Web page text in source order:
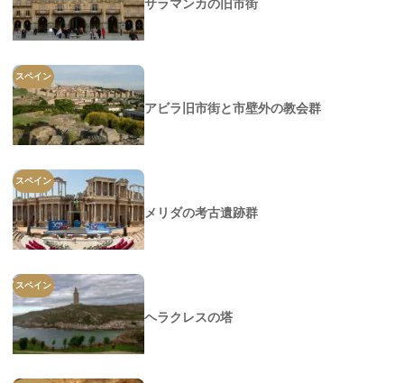
サラマンカの旧市街
スペイン
アビラ旧市街と市壁外の教会群
スペイン
メリダの考古遺跡群
スペイン
ヘラクレスの塔